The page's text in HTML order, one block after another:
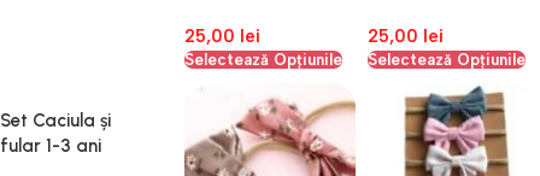
25,00 lei
Selectează Opțiunile
25,00 lei
Selectează Opțiunile
Set Caciula și
fular 1-3 ani